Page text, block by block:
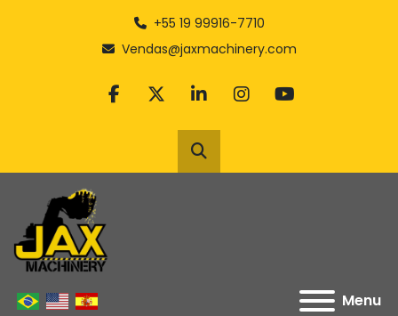
+55 19 99916-7710
Vendas@jaxmachinery.com
facebook
twitterlinkedininstagram
youtube
Pesquisar
Menu